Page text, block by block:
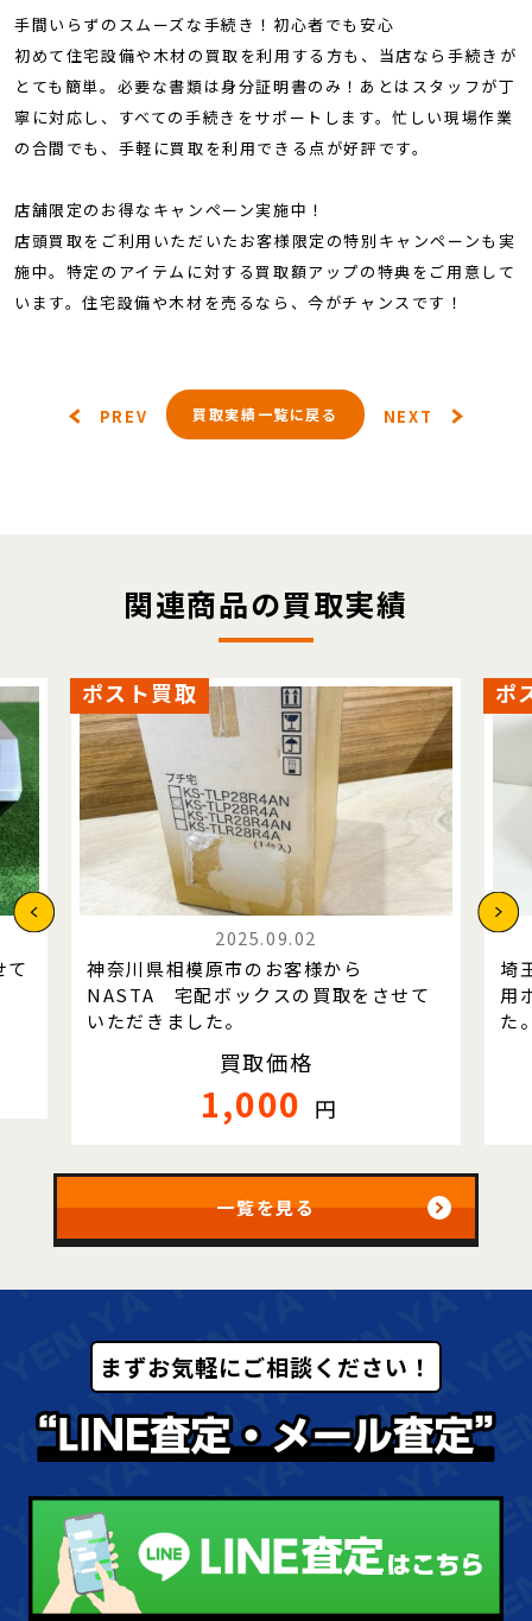
手間いらずのスムーズな手続き！初心者でも安心
初めて住宅設備や木材の買取を利用する方も、当店なら手続きが
とても簡単。必要な書類は身分証明書のみ！あとはスタッフが丁
寧に対応し、すべての手続きをサポートします。忙しい現場作業
の合間でも、手軽に買取を利用できる点が好評です。
店舗限定のお得なキャンペーン実施中！
店頭買取をご利用いただいたお客様限定の特別キャンペーンも実
施中。特定のアイテムに対する買取額アップの特典をご用意して
います。住宅設備や木材を売るなら、今がチャンスです！
PREV 買取実績一覧に戻る NEXT
関連商品の買取実績
て
ポスト買取
2025.09.02
神奈川県相模原市のお客様から
NASTA 宅配ボックスの買取をさせて
いただきました。
買取価格
1,000 円
ポ
埼
用
た
一覧を見る
まずお気軽にご相談ください！